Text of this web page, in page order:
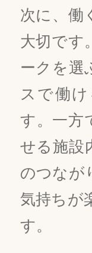
次に、働
大切です
ークを選
スで働
す。一方
せる施設
のつなが
気持ちが
す。